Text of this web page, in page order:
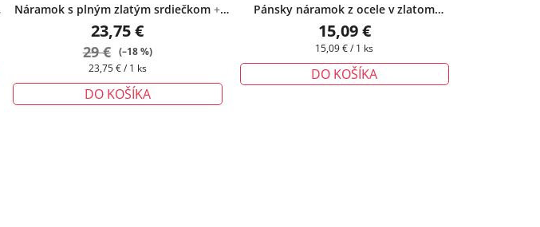
Náramok s plným zlatým srdiečkom+
darčeková krabička zadarmo
23,75 €
29 €
(–18 %)
Jednotková
23,75 € / 1 ks
DO KOŠÍKA
Pánsky náramok z ocele v zlatom
prevedení s platničkou
krabička zadarmo
15,09 €
Jednotková
15,09 € / 1 ks
DO KOŠÍKA